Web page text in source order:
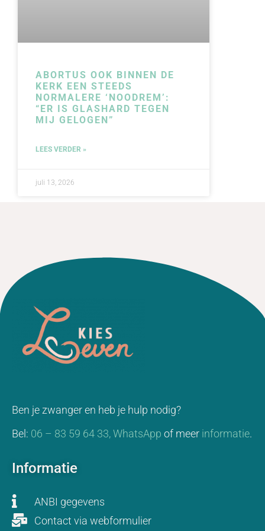
ABORTUS OOK BINNEN DE
KERK EEN STEEDS
NORMALERE ‘NOODREM’:
“ER IS GLASHARD TEGEN
MIJ GELOGEN”
LEES VERDER »
juli 13, 2026
Ben je zwanger en heb je hulp nodig?
Bel: 06 – 83 59 64 33,WhatsApp of meer informatie.
Informatie
ANBI gegevens
Contact via webformulier